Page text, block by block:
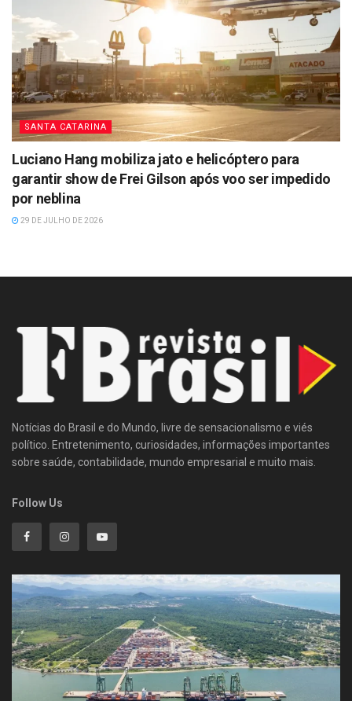
SANTA CATARINA
Luciano Hang mobiliza jato e helicóptero para
garantir show de Frei Gilson após voo ser impedido
por neblina
29 DE JULHO DE 2026
Notícias do Brasil e do Mundo, livre de sensacionalismo e viés
político. Entretenimento, curiosidades, informações importantes
sobre saúde, contabilidade, mundo empresarial e muito mais.
Follow Us